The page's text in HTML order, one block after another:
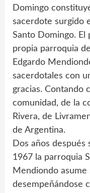
Domingo
sacerdote surgido
Santo Domingo. El
propia parroquia
Edgardo
sacerdotales con
gracias. Contando
comunidad, de la
Rivera, de
de Argentina.
Dos años
1967 la parroquia
Mendiondo asume
desempeñándose